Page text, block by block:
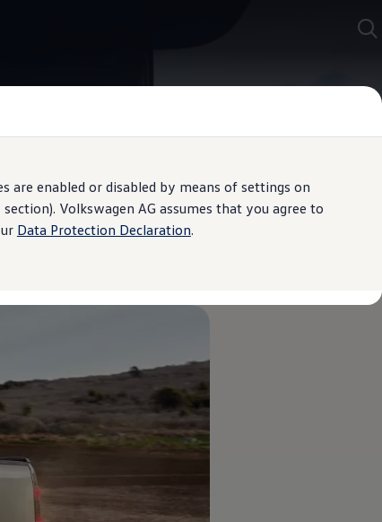
are enabled or disabled by means of settings on
Volkswagen AG assumes that you agree to
Data Protection Declaration.